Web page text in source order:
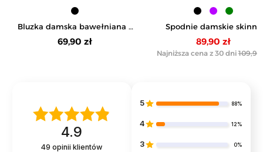
Bluzka damska bawełniana z
rękawem 3/4 i guzikami
69,90 zł
Spodnie damskie skinny
elastyczne
89,90 zł
Najniższa cena z 30 dni 109,90
4.9
49 opinii klientów
5 88%
4 12%
3 0%